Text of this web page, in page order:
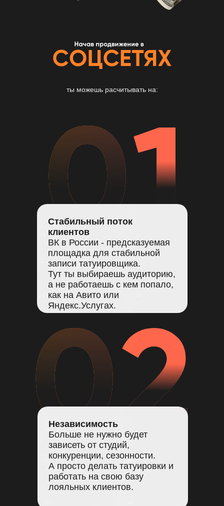
ты можешь расчитывать на:
Стабильный поток
клиентов
ВК в России - предсказуемая
площадка для стабильной
записи татуировщика.
Тут ты выбираешь аудиторию,
а не работаешь с кем попало,
как на Авито или
Яндекс.Услугах.
Независимость
Больше не нужно будет
зависеть от студий,
конкуренции, сезонности.
А просто делать татуировки и
работать на свою базу
лояльных клиентов.